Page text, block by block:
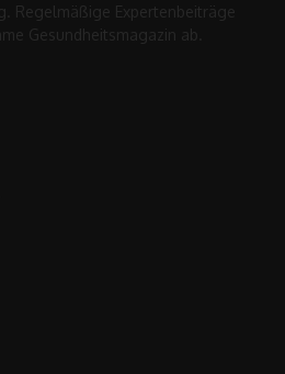
Regelmäßige Expertenbeiträge
Gesundheitsmagazin ab.